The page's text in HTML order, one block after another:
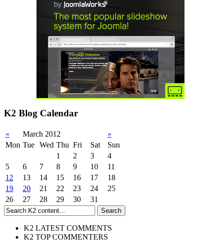
K2 Blog Calendar
« March 2012
»
Mon Tue Wed Thu Fri Sat
Sun
1
2 3
4
5
6 7 8 9 10
11
12
13 14 15 16 17
18
19
20 21 22 23 24
25
26
27 28 29 30 31
K2 LATEST COMMENTS
K2 TOP COMMENTERS